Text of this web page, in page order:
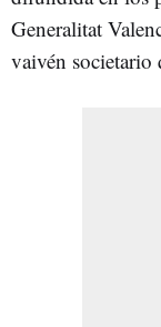
Generalitat
vaivén